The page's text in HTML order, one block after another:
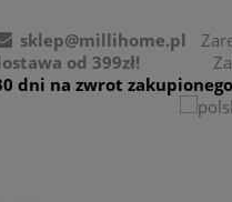
sklep@millihome.pl
od 399zł!
dni na zwrot